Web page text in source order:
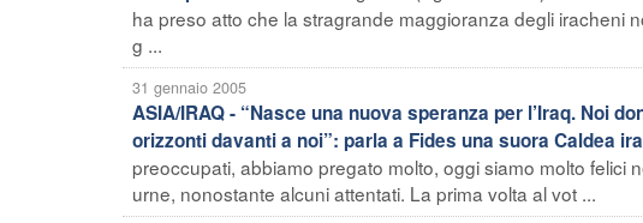
ha preso atto che la stragrande maggioranza degli iracheni
g ...
31 gennaio 2005
ASIA/IRAQ - “Nasce una nuova speranza per l’Iraq. Noi
orizzonti davanti a noi”: parla a Fides una suora Caldea
preoccupati, abbiamo pregato molto, oggi siamo molto felici
urne, nonostante alcuni attentati. La prima volta al vot ...